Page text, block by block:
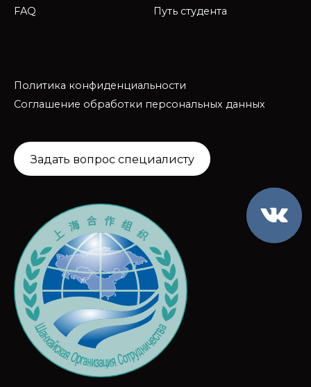
FAQ
Путь студента
Политика конфиденциальности
Соглашение обработки персональных данных
Задать вопрос специалисту